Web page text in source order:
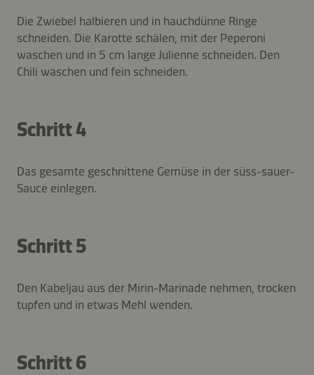
Die Zwiebel halbieren und in hauchdünne Ringe
schneiden. Die Karotte schälen, mit der Peperoni
waschen und in 5 cm lange Julienne schneiden. Den
Chili waschen und fein schneiden.
Schritt 4
Das gesamte geschnittene Gemüse in der süss-sauer-
Sauce einlegen.
Schritt 5
Den Kabeljau aus der Mirin-Marinade nehmen, trocken
tupfen und in etwas Mehl wenden.
Schritt 6